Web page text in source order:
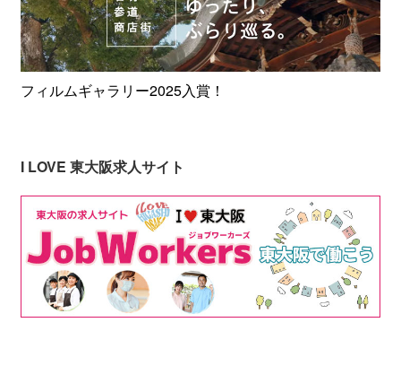
フィルムギャラリー2025入賞！
I LOVE 東大阪求人サイト